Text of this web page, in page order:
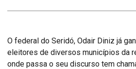
O federal do Seridó, Odair Diniz já
eleitores de diversos municípios da
onde passa o seu discurso tem